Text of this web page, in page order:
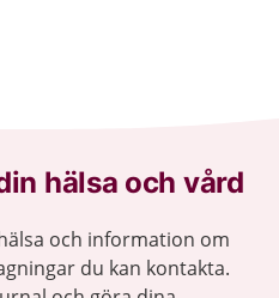
hälsa och vård
och information om
du kan kontakta.